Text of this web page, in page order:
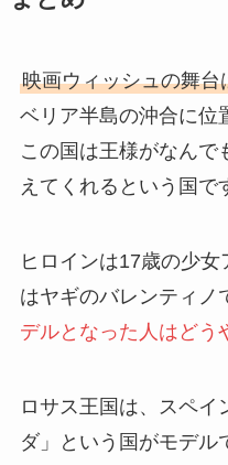
映画ウィッシュの舞台
ベリア半島の沖合に位
この国は王様がなんで
えてくれるという国で
ヒロインは17歳の少
はヤギのバレンティノ
デルとなった人はどう
ロサス王国は、スペイ
ダ」という国がモデル